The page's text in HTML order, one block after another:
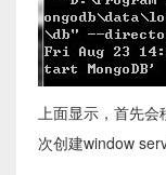
上面显示，首先
次创建window